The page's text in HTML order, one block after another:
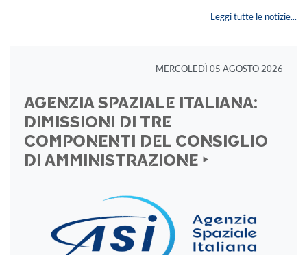
Leggi tutte le notizie...
MERCOLEDÌ 05 AGOSTO 2026
AGENZIA SPAZIALE ITALIANA:
DIMISSIONI DI TRE
COMPONENTI DEL CONSIGLIO
DI AMMINISTRAZIONE ‣